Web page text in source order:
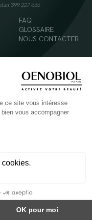
399 227 636
FAQ
GLOSSAIRE
NOUS CONTACTER
ET LÉGUMES PAR JOUR -
le cadre d'un mode de vie sain et
alimentaire varié et équilibré.